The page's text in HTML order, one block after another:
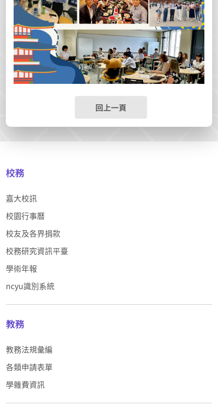
回上一頁
校務
嘉大校訊
校園行事曆
校友及各界捐款
校務研究資訊平臺
學術年報
ncyu識別系統
教務
教務法規彙編
各類申請表單
學雜費資訊